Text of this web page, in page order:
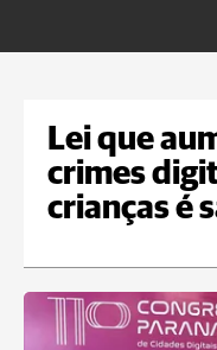
Lei que
crimes
crianças é